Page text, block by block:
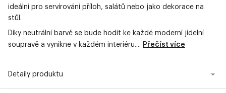
ideální pro servírování příloh, salátů nebo jako dekorace na
stůl.
Díky neutrální barvě se bude hodit ke každé moderní jídelní
soupravě a vynikne v každém interiéru.... Přečíst více
Detaily produktu